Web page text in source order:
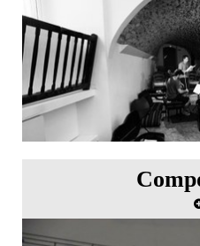
Master class de